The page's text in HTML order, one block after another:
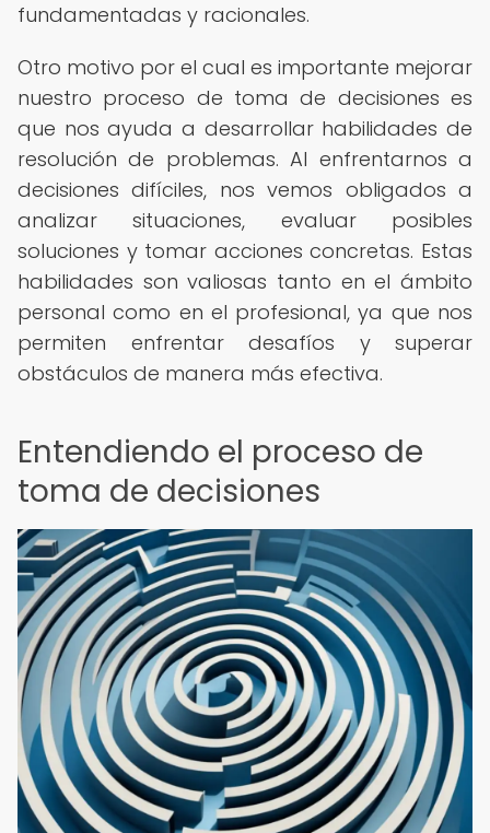
fundamentadas y racionales.
Otro motivo por el cual es importante mejorar
nuestro proceso de toma de decisiones es
que nos ayuda a desarrollar habilidades de
resolución de problemas. Al enfrentarnos a
decisiones difíciles, nos vemos obligados a
analizar situaciones, evaluar posibles
soluciones y tomar acciones concretas. Estas
habilidades son valiosas tanto en el ámbito
personal como en el profesional, ya que nos
permiten enfrentar desafíos y superar
obstáculos de manera más efectiva.
Entendiendo el proceso de
toma de decisiones